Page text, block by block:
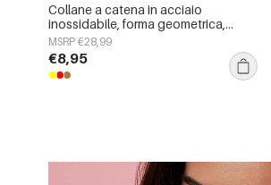
Collane a catena in acciaio
inossidabile, forma geometrica,
semplici, serie &quot;Daily
Simple&quot;, gioielli da donna
MSRP €28,99
€8,95